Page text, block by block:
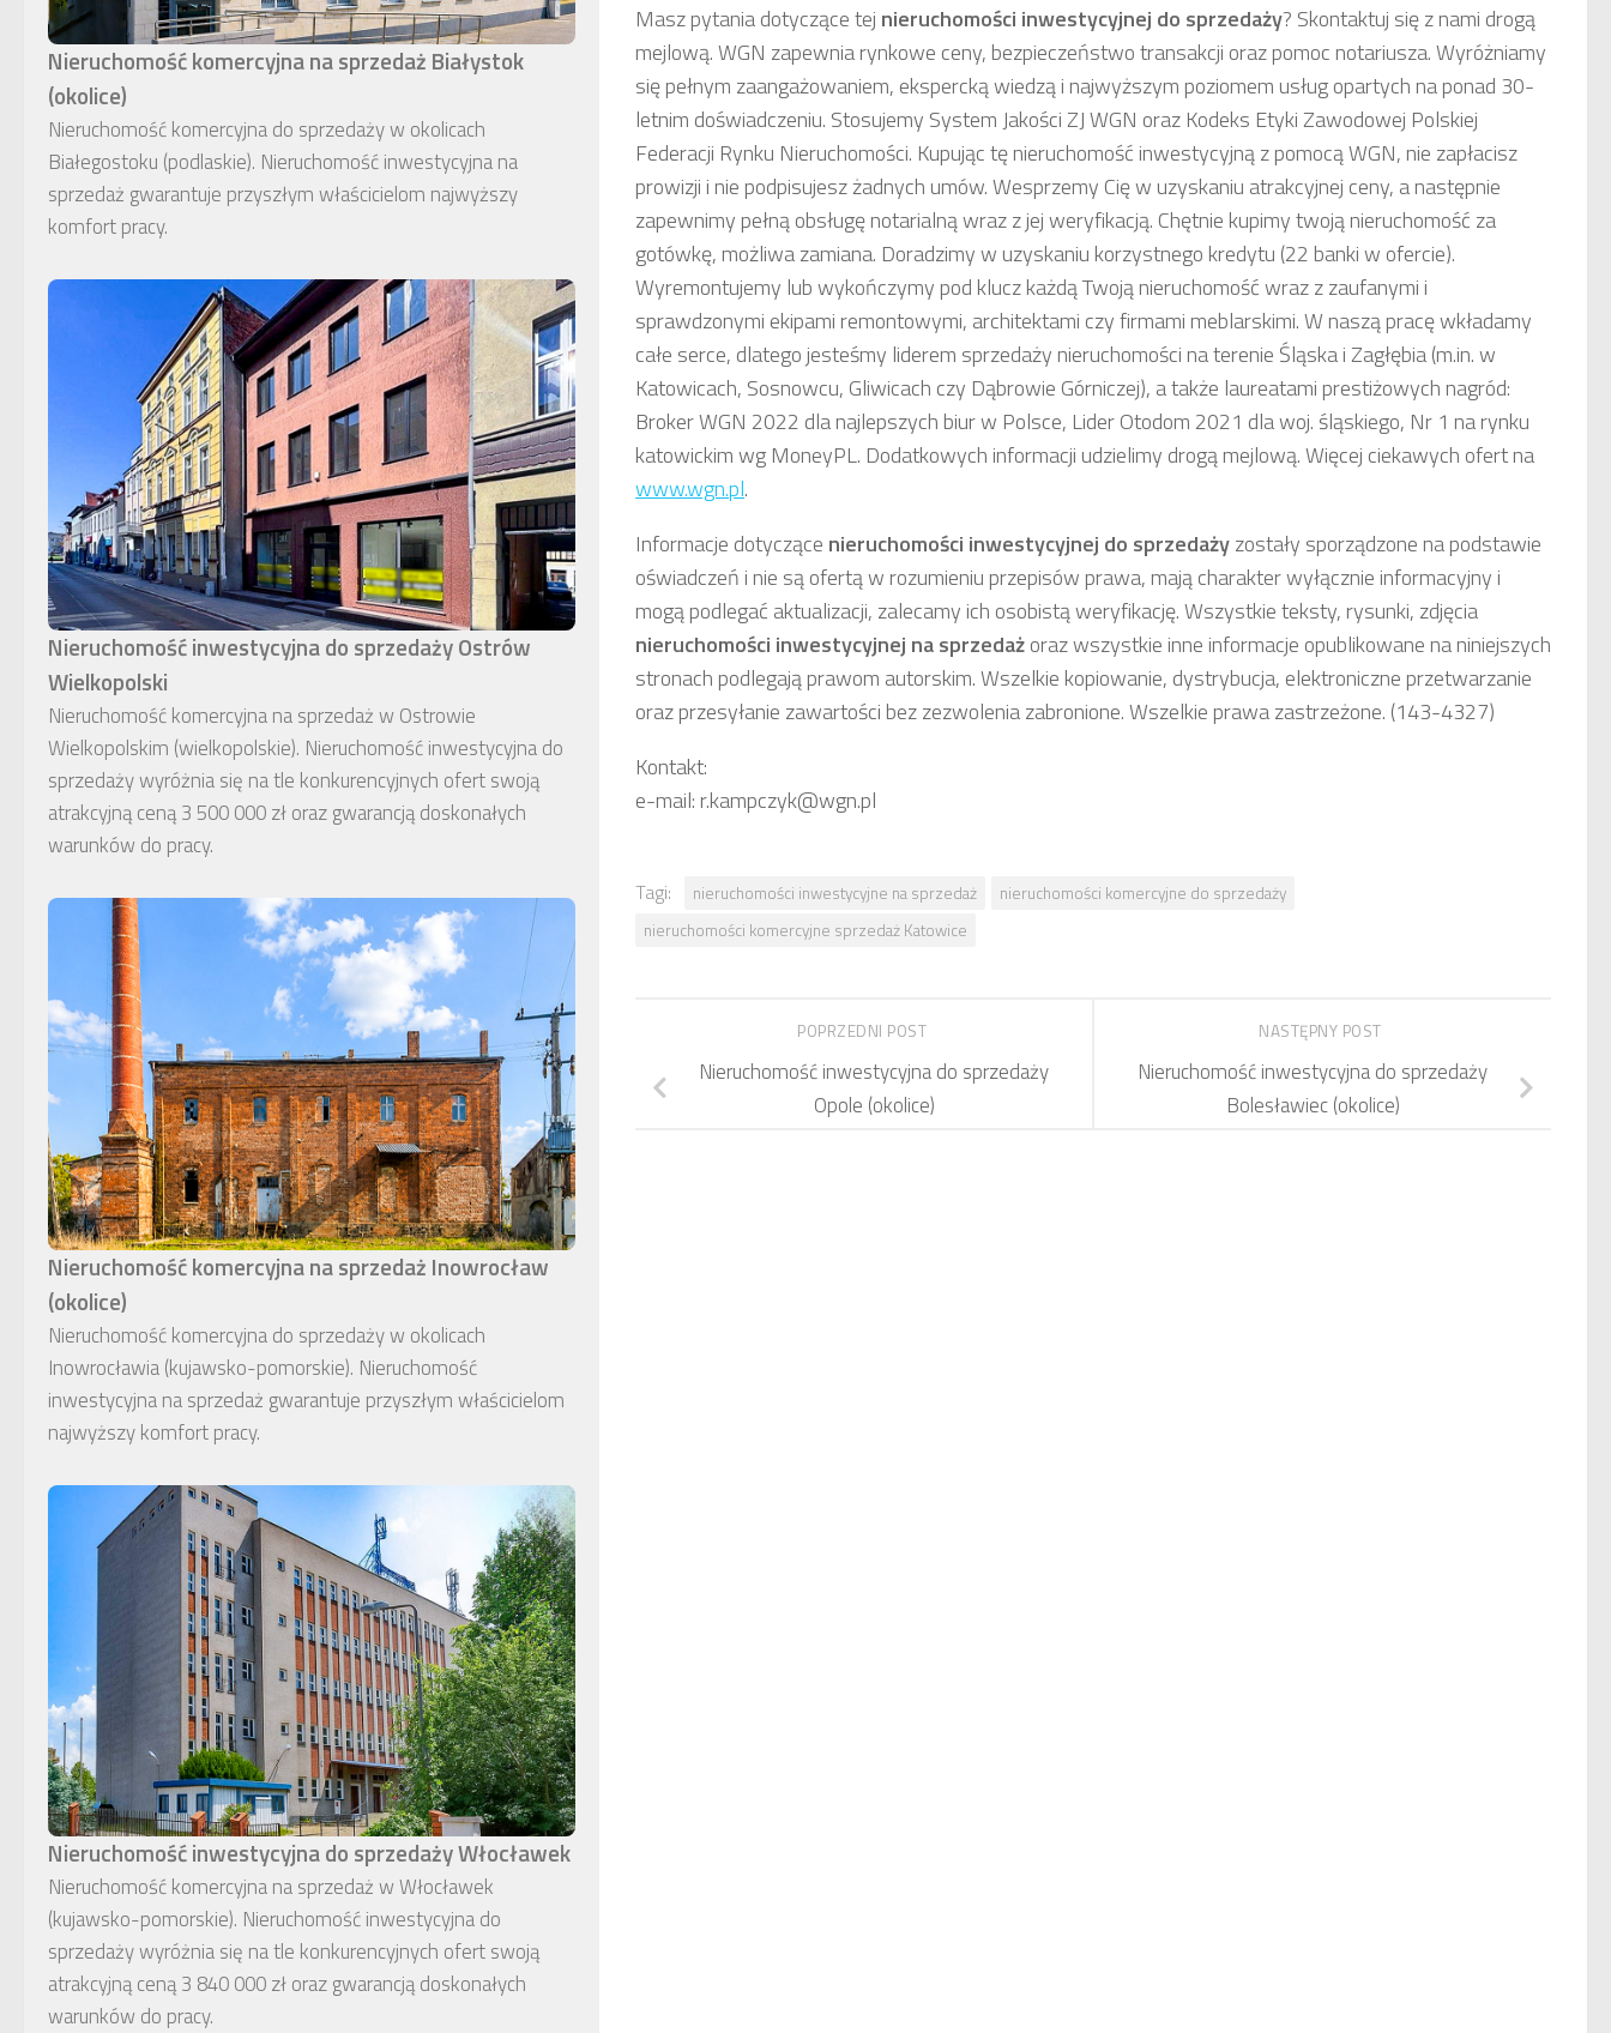
Masz pytania dotyczące tej nieruchomości inwestycyjnej do sprzedaży? Skontaktuj się z nami drogą
mejlową. WGN zapewnia rynkowe ceny, bezpieczeństwo transakcji oraz pomoc notariusza. Wyróżniamy
się pełnym zaangażowaniem, ekspercką wiedzą i najwyższym poziomem usług opartych na ponad 30-
letnim doświadczeniu. Stosujemy System Jakości ZJ WGN oraz Kodeks Etyki Zawodowej Polskiej
Federacji Rynku Nieruchomości. Kupując tę nieruchomość inwestycyjną z pomocą WGN, nie zapłacisz
prowizji i nie podpisujesz żadnych umów. Wesprzemy Cię w uzyskaniu atrakcyjnej ceny, a następnie
zapewnimy pełną obsługę notarialną wraz z jej weryfikacją. Chętnie kupimy twoją nieruchomość za
gotówkę, możliwa zamiana. Doradzimy w uzyskaniu korzystnego kredytu (22 banki w ofercie).
Wyremontujemy lub wykończymy pod klucz każdą Twoją nieruchomość wraz z zaufanymi i
sprawdzonymi ekipami remontowymi, architektami czy firmami meblarskimi. W naszą pracę wkładamy
całe serce, dlatego jesteśmy liderem sprzedaży nieruchomości na terenie Śląska i Zagłębia (m.in. w
Katowicach, Sosnowcu, Gliwicach czy Dąbrowie Górniczej), a także laureatami prestiżowych nagród:
Broker WGN 2022 dla najlepszych biur w Polsce, Lider Otodom 2021 dla woj. śląskiego, Nr 1 na rynku
katowickim wg MoneyPL. Dodatkowych informacji udzielimy drogą mejlową. Więcej ciekawych ofert na
www.wgn.pl.
Informacje dotyczące nieruchomości inwestycyjnej do sprzedażyzostały sporządzone na podstawie
oświadczeń i nie są ofertą w rozumieniu przepisów prawa, mają charakter wyłącznie informacyjny i
mogą podlegać aktualizacji, zalecamy ich osobistą weryfikację. Wszystkie teksty, rysunki, zdjęcia
nieruchomości inwestycyjnej na sprzedażoraz wszystkie inne informacje opublikowane na niniejszych
stronach podlegają prawom autorskim. Wszelkie kopiowanie, dystrybucja, elektroniczne przetwarzanie
oraz przesyłanie zawartości bez zezwolenia zabronione. Wszelkie prawa zastrzeżone. (143-4327)
Kontakt:
e-mail: r.kampczyk@wgn.pl
Tagi: nieruchomości inwestycyjne na sprzedaż
nieruchomości komercyjne do sprzedaży
nieruchomości komercyjne sprzedaż Katowice
NASTĘPNY POST
Nieruchomość inwestycyjna do sprzedaży
Bolesławiec (okolice)
POPRZEDNI POST
Nieruchomość inwestycyjna do sprzedaży
Opole (okolice)
Nieruchomość komercyjna na sprzedaż Białystok
(okolice)
Nieruchomość komercyjna do sprzedaży w okolicach
Białegostoku (podlaskie). Nieruchomość inwestycyjna na
sprzedaż gwarantuje przyszłym właścicielom najwyższy
komfort pracy.
Nieruchomość inwestycyjna do sprzedaży Ostrów
Wielkopolski
Nieruchomość komercyjna na sprzedaż w Ostrowie
Wielkopolskim (wielkopolskie). Nieruchomość inwestycyjna do
sprzedaży wyróżnia się na tle konkurencyjnych ofert swoją
atrakcyjną ceną 3 500 000 zł oraz gwarancją doskonałych
warunków do pracy.
Nieruchomość komercyjna na sprzedaż Inowrocław
(okolice)
Nieruchomość komercyjna do sprzedaży w okolicach
Inowrocławia (kujawsko-pomorskie). Nieruchomość
inwestycyjna na sprzedaż gwarantuje przyszłym właścicielom
najwyższy komfort pracy.
Nieruchomość inwestycyjna do sprzedaży Włocławek
Nieruchomość komercyjna na sprzedaż w Włocławek
(kujawsko-pomorskie). Nieruchomość inwestycyjna do
sprzedaży wyróżnia się na tle konkurencyjnych ofert swoją
atrakcyjną ceną 3 840 000 zł oraz gwarancją doskonałych
warunków do pracy.